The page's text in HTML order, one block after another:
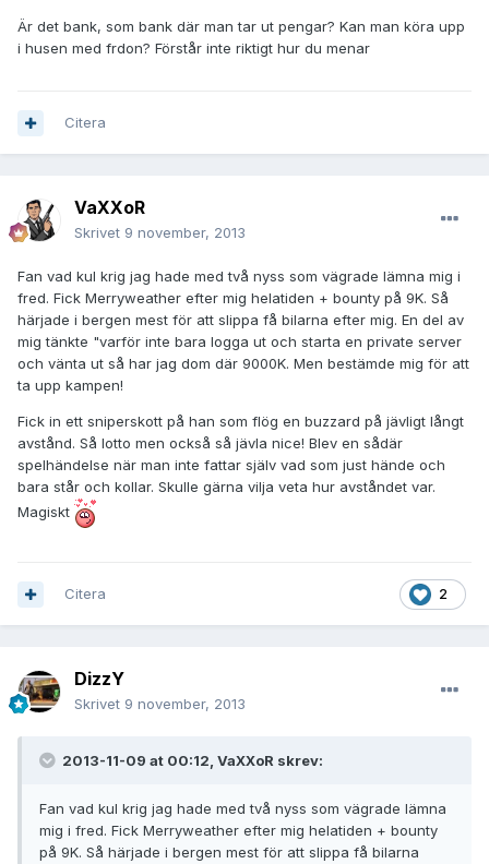
Är det bank, som bank där man tar ut pengar? Kan man köra upp
i husen med frdon? Förstår inte riktigt hur du menar
Citera
VaXXoR
Skrivet 9 november, 2013
Fan vad kul krig jag hade med två nyss som vägrade lämna mig i
fred. Fick Merryweather efter mig helatiden + bounty på 9K. Så
härjade i bergen mest för att slippa få bilarna efter mig. En del av
mig tänkte "varför inte bara logga ut och starta en private server
och vänta ut så har jag dom där 9000K. Men bestämde mig för att
ta upp kampen!
Fick in ett sniperskott på han som flög en buzzard på jävligt långt
avstånd. Så lotto men också så jävla nice! Blev en sådär
spelhändelse när man inte fattar själv vad som just hände och
bara står och kollar. Skulle gärna vilja veta hur avståndet var.
Magiskt
2
Citera
DizzY
Skrivet 9 november, 2013
2013-11-09 at 00:12, VaXXoR skrev:
Fan vad kul krig jag hade med två nyss som vägrade lämna
mig i fred. Fick Merryweather efter mig helatiden + bounty
på 9K. Så härjade i bergen mest för att slippa få bilarna